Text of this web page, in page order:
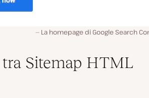
La homepage di Google Search
Sitemap HTML